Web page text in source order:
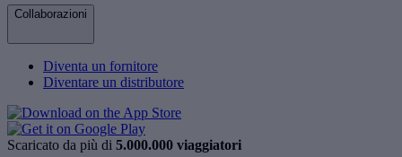
Collaborazioni
Diventa un fornitore
Diventare un distributore
Scaricato da più di 5.000.000 viaggiatori